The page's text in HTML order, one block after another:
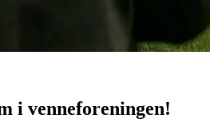
i venneforeningen!